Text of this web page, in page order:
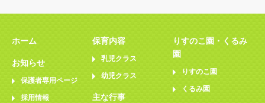
ホーム
お知らせ
保護者専用ページ
採用情報
保育内容
乳児クラス
幼児クラス
主な行事
りすのこ園・くるみ
園
りすのこ園
くるみ園